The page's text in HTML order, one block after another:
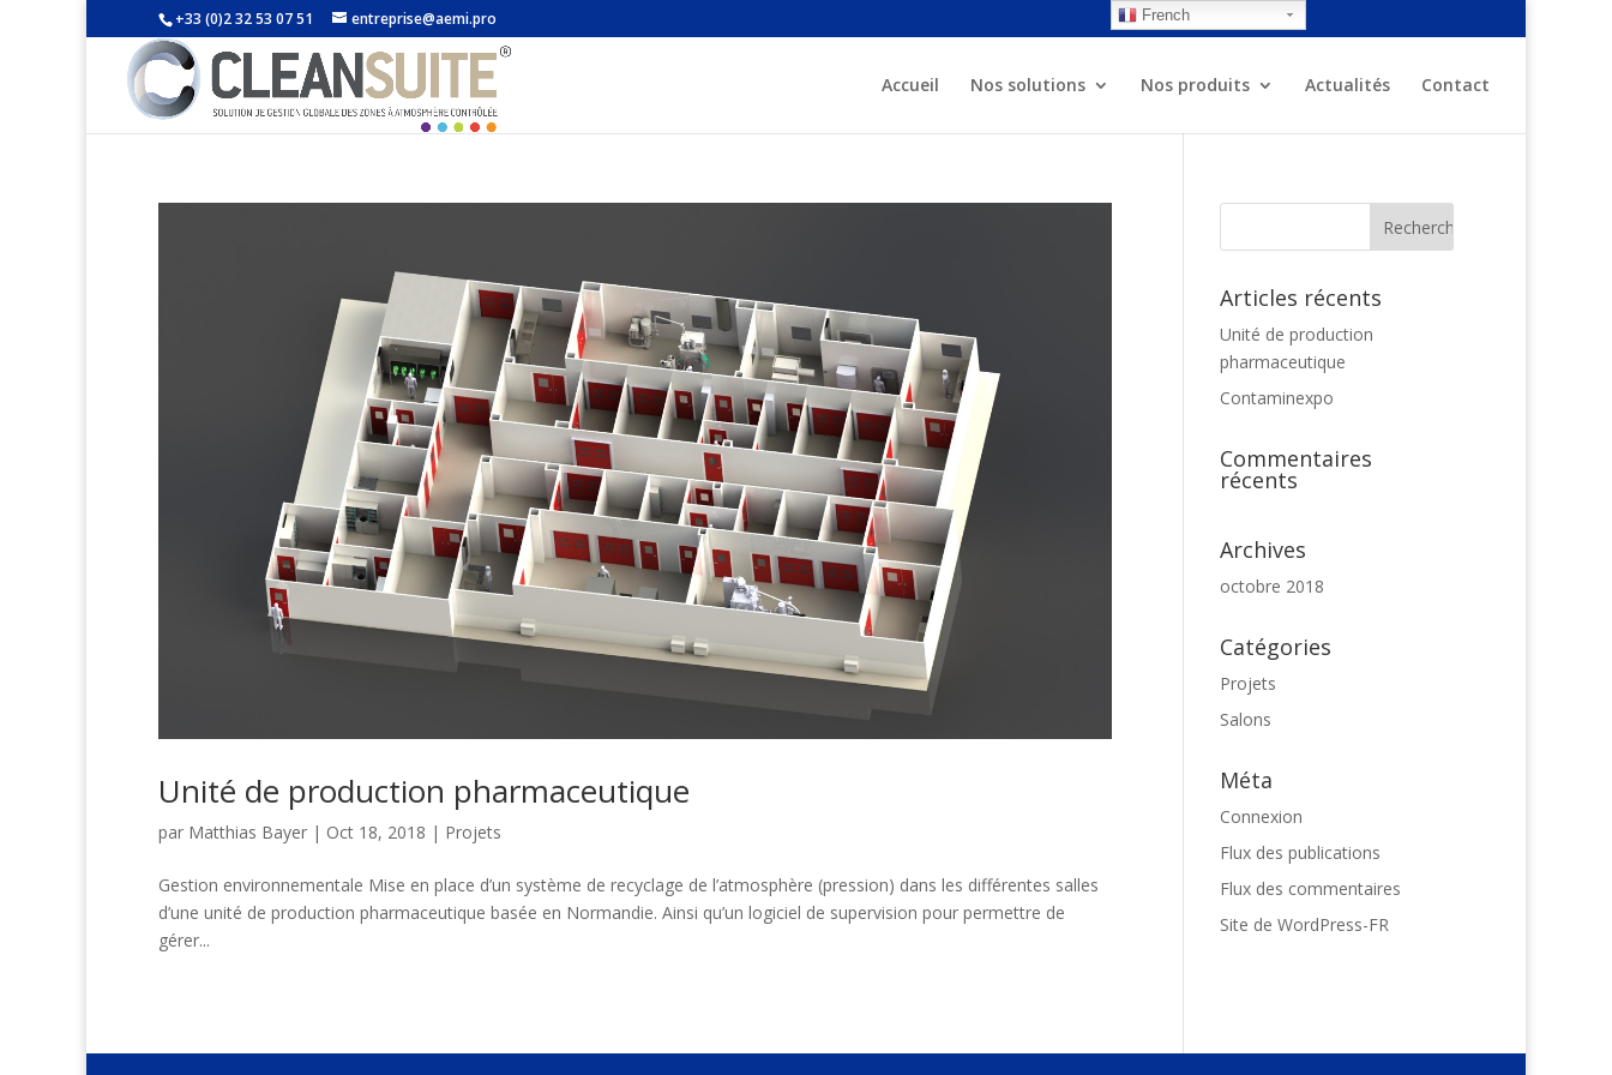
+33 (0)2 32 53 07 51 entreprise@aemi.pro
Accueil Nos solutions Nos produits Actualités Contact
Unité de production pharmaceutique
par Matthias Bayer | Oct 18, 2018 | Projets
Gestion environnementale Mise en place d’un système de recyclage de l’atmosphère (pression) dans les différentes salles
d’une unité de production pharmaceutique basée en Normandie. Ainsi qu’un logiciel de supervision pour permettre de
gérer...
Articles récents
Unité de production
pharmaceutique
Contaminexpo
Commentaires
récents
Archives
octobre 2018
Catégories
Projets
Salons
Méta
Connexion
Flux des publications
Flux des commentaires
Site de WordPress-FR
French